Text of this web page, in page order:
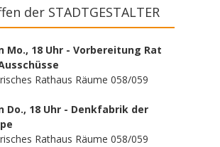
der STADTGESTALTER
Mo., 18 Uhr - Vorbereitung Rat
Rathaus Räume 058/059
Do., 18 Uhr - Denkfabrik der
Rathaus Räume 058/059